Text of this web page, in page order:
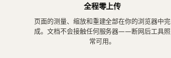
全程零上传
页面的测量、缩放和重建全部在你的浏览器中完
成。文档不会接触任何服务器——断网后工具照
常可用。